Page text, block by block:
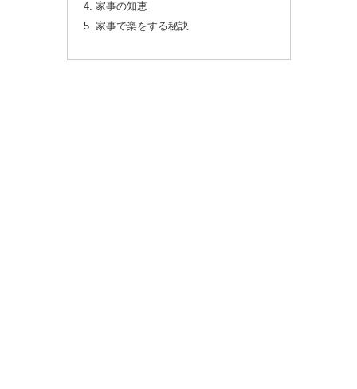
家事の知恵
家事で楽をする秘訣